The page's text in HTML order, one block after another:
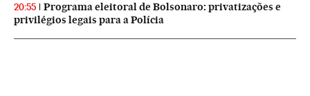
20:55
Programa eleitoral de Bolsonaro: privatizações e
privilégios legais para a Polícia